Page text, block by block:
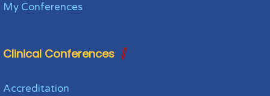
My Conferences
Clinical Conferences
Accreditation